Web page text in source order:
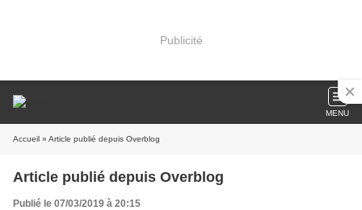
Publicité
MENU
Accueil » Article publié depuis Overblog
Article publié depuis Overblog
Publié le 07/03/2019 à 20:15